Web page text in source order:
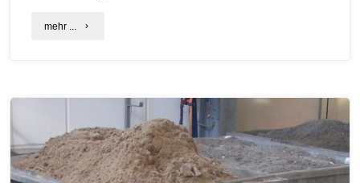
mehr ... "Abschlussarbeit
und
deren